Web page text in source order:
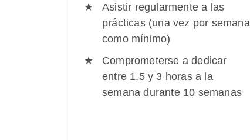
Asistir regularmente a las
prácticas (una vez por semana
como mínimo)
Comprometerse a dedicar
entre 1.5 y 3 horas a la
semana durante 10 semanas